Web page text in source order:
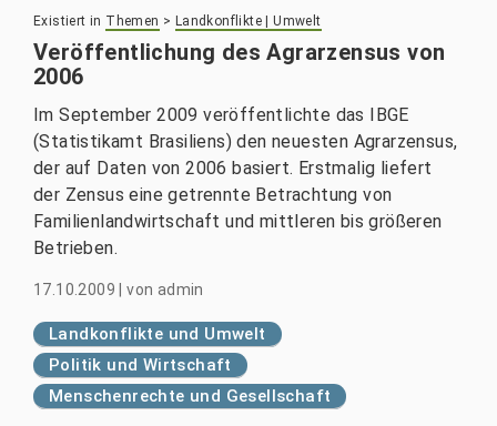
Existiert in Themen > Landkonflikte | Umwelt
Veröffentlichung des Agrarzensus von
2006
Im September 2009 veröffentlichte das IBGE
(Statistikamt Brasiliens) den neuesten Agrarzensus,
der auf Daten von 2006 basiert. Erstmalig liefert
der Zensus eine getrennte Betrachtung von
Familienlandwirtschaft und mittleren bis größeren
Betrieben.
17.10.2009 |von admin
Landkonflikte und Umwelt
Politik und Wirtschaft
Menschenrechte und Gesellschaft